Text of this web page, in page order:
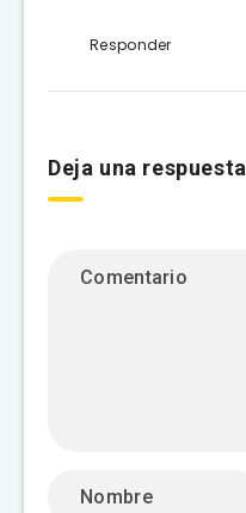
Responder
Deja una respuesta